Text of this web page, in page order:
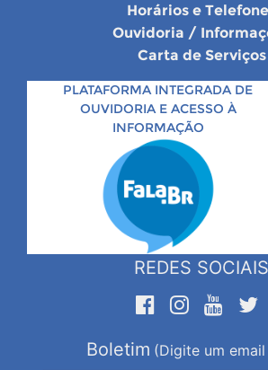
Horários e
Ouvidoria /
Carta de Serviços
PLATAFORMA INTEGRADA DE
OUVIDORIA E ACESSO À
INFORMAÇÃO
REDES SOCIAIS
Boletim (Digite um